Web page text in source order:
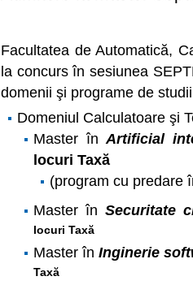
Facultatea de Automatică,
la concurs în sesiunea
domenii şi programe de
Domeniul Calculatoare şi
Master în Artificial
locuri Taxă
(program cu predare
Master în Securitate
locuri Taxă
Master în
Taxă